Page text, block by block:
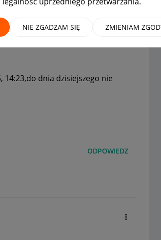
NIE ZGADZAM SIĘ ZMIENIAM
14:23,do dnia dzisiejszego nie
ODPOWIEDZ